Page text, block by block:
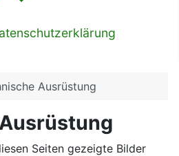
Ausrüstung
Seiten gezeigte Bilder